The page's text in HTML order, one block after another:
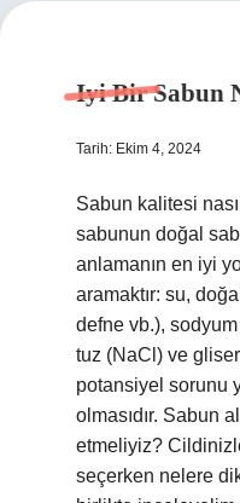
Iyi Bir Sabun
Tarih: Ekim 4, 2024
Sabun kalitesi nasıl
sabunun doğal
anlamanın en iyi
aramaktır: su,
defne vb.),
tuz (NaCl) ve
potansiyel sorunu
olmasıdır. Sabun
etmeliyiz?
seçerken nelere